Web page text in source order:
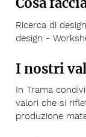
Ricerca di
design -
I nostri
In Trama
valori che si
produzione